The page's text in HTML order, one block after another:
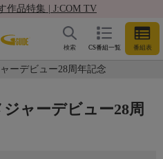
作品特集 | J:COM TV
CS番組一覧 番組表
検索
ーデビュー28周年記念
ャーデビュー28周